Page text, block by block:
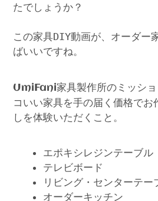
たでしょうか？
この家具DIY動画が、オーダー
ばいいですね。
UmiFani家具製作所のミッシ
コいい家具を手の届く価格でお
しを体験いただくこと。
エポキシレジンテーブル
テレビボード
リビング・センターテー
オーダーキッチン